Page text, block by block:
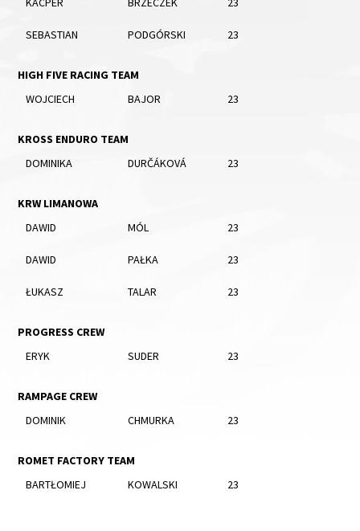
SEBASTIAN PODGÓRSKI 23
HIGH FIVE RACING TEAM
WOJCIECH
BAJOR 23
KROSS ENDURO TEAM
DOMINIKA
DURČÁKOVÁ 23
KRW LIMANOWA
DAWID
MÓL 23
DAWID PAŁKA 23
ŁUKASZ TALAR 23
PROGRESS CREW
ERYK
SUDER 23
RAMPAGE CREW
DOMINIK
CHMURKA 23
ROMET FACTORY TEAM
BARTŁOMIEJ
KOWALSKI 23